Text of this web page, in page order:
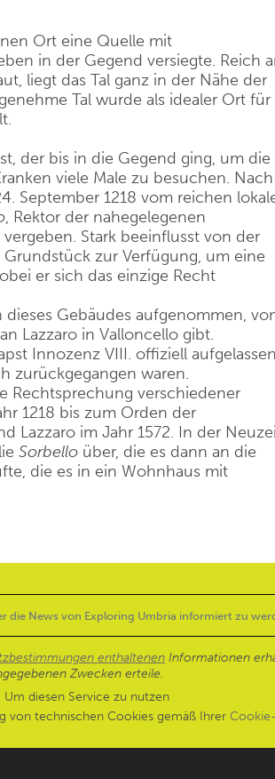
Ort eine Quelle mit
in der Gegend versiegte. Reich
liegt das Tal ganz in der Nähe der
Tal wurde als idealer Ort für
der bis in die Gegend ging, um die
viele Male zu besuchen. Nach
September 1218 vom reichen
, Rektor der nahegelegenen
Stark beeinflusst von der
Grundstück zur Verfügung, um eine
er sich das einzige Recht
Gebäudes aufgenommen,
Lazzaro in Valloncello gibt.
Innozenz VIII. offiziell
zurückgegangen waren.
Rechtsprechung verschiedener
1218 bis zum Orden der
Lazzaro im Jahr 1572. In der
Sorbello über, die es dann an die
die es in ein Wohnhaus mit
enthaltenen Informationen
Zwecken erteile.
Um diesen Service zu nutzen
von technischen Cookies gemäß Ihrer